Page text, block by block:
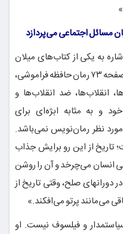
مسائل اجتماعی می‌پردازد
به یکی از کتاب‌های میلان
کوندرا آغاز کرد و گفت: میلان‌کوندرا در صفحه ۷۳ رمان حافظه فراموشی،
انقلاب‌ها، ضد انقلاب‌ها و
و به مثابه ابژه‌ای برای
نظر رمان‌نویس نمی‌باشد.
تاریخ از این رو برایش جذاب
انسان می‌چرخد و آن را روشن
دورانهای صلح، وقتی تاریخ از
می‌مانند پرتو می‌افکند.»
و فیلسوف نیست. او